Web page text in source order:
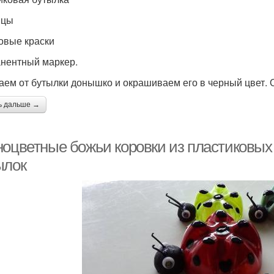
краски
маркер.
от бутылки донышко и окрашиваем его в черный цвет.
дальше →
божьи коровки из